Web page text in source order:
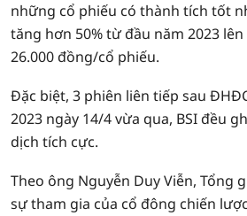
những cổ phiếu có thành tích tốt
tăng hơn 50% từ đầu năm 2023
26.000 đồng/cổ phiếu.
Đặc biệt, 3 phiên liên tiếp sau
2023 ngày 14/4 vừa qua, BSI đều
dịch tích cực.
Theo ông Nguyễn Duy Viễn, Tổng
sự tham gia của cổ đông chiến